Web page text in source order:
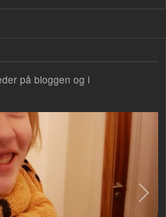
på bloggen og i